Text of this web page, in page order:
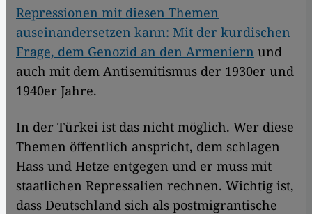
Repressionen mit diesen Themen
auseinandersetzen kann: Mit der kurdischen
Frage, dem Genozid an den Armeniern und
auch mit dem Antisemitismus der 1930er und
1940er Jahre.
In der Türkei ist das nicht möglich. Wer diese
Themen öffentlich anspricht, dem schlagen
Hass und Hetze entgegen und er muss mit
staatlichen Repressalien rechnen. Wichtig ist,
dass Deutschland sich als postmigrantische